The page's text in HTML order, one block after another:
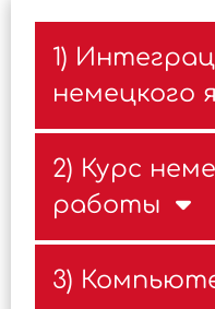
1)
немецкого
2) Курс
работы
3)